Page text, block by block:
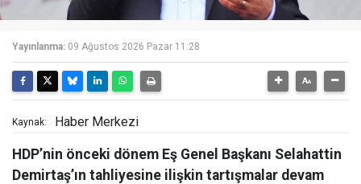
Yayınlanma: 09 Ağustos 2026 Pazar 11:28
Kaynak: Haber Merkezi
HDP’nin önceki dönem Eş Genel Başkanı Selahattin
Demirtaş’ın tahliyesine ilişkin tartışmalar devam